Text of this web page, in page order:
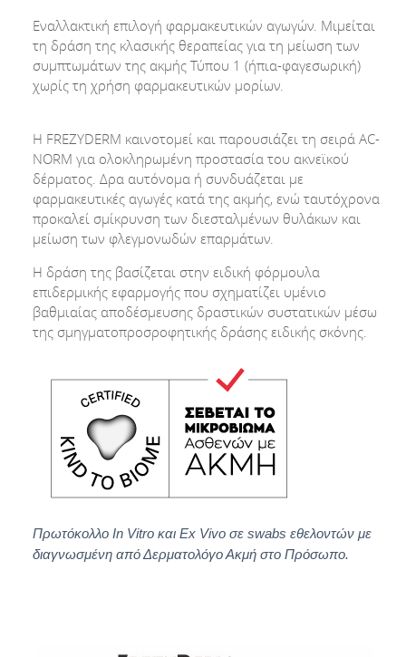
Εναλλακτική επιλογή φαρμακευτικών αγωγών. Μιμείται
τη δράση της κλασικής θεραπείας για τη μείωση των
συμπτωμάτων της ακμής Τύπου 1 (ήπια-φαγεσωρική)
χωρίς τη χρήση φαρμακευτικών μορίων.
Η FREZYDERM καινοτομεί και παρουσιάζει τη σειρά AC-
NORM για ολοκληρωμένη προστασία του ακνεϊκού
δέρματος. Δρα αυτόνομα ή συνδυάζεται με
φαρμακευτικές αγωγές κατά της ακμής, ενώ ταυτόχρονα
προκαλεί σμίκρυνση των διεσταλμένων θυλάκων και
μείωση των φλεγμονωδών επαρμάτων.
Η δράση της βασίζεται στην ειδική φόρμουλα
επιδερμικής εφαρμογής που σχηματίζει υμένιο
βαθμιαίας αποδέσμευσης δραστικών συστατικών μέσω
της σμηγματοπροσροφητικής δράσης ειδικής σκόνης.
Πρωτόκολλο In Vitro και Ex Vivo σε swabs εθελοντών με
διαγνωσμένη από Δερματολόγο Ακμή στο Πρόσωπο.